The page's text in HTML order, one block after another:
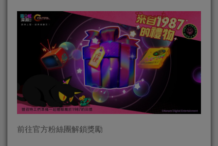
前往官方粉絲團解鎖獎勵